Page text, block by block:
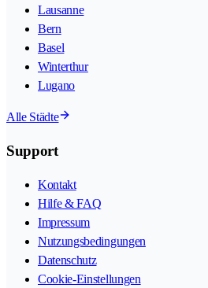
Lausanne
Bern
Basel
Winterthur
Lugano
Alle Städte
Support
Kontakt
Hilfe & FAQ
Impressum
Nutzungsbedingungen
Datenschutz
Cookie-Einstellungen